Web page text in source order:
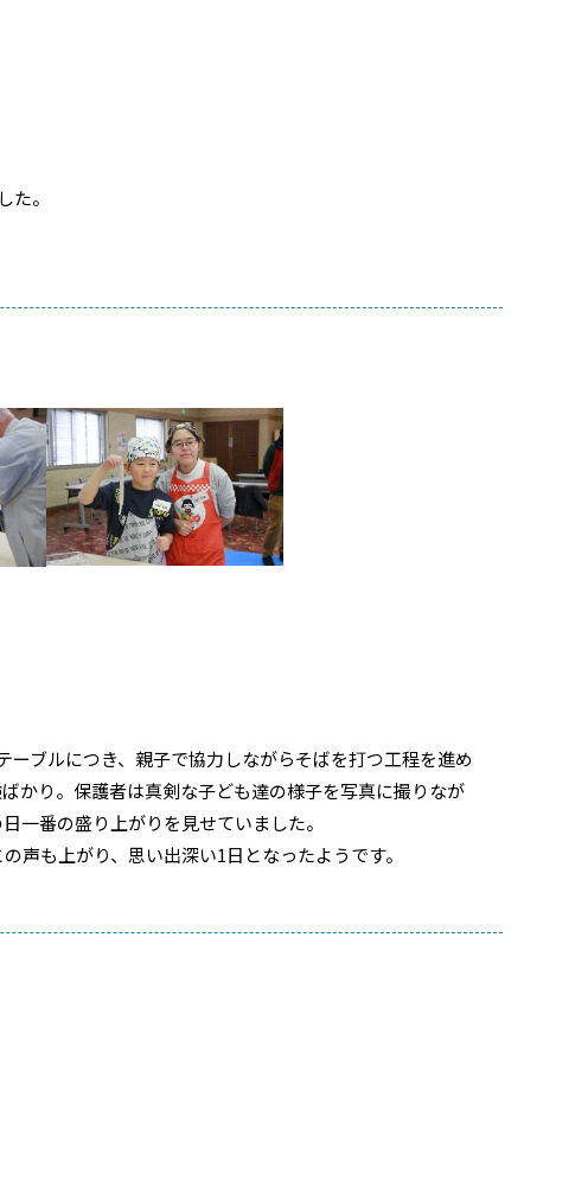
。
ーブルにつき、親子で協力しながらそばを打つ工程を進め
かり。保護者は真剣な子ども達の様子を写真に撮りなが
一番の盛り上がりを見せていました。
声も上がり、思い出深い1日となったようです。